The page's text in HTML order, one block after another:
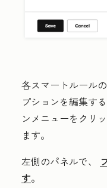
各スマートルール
プションを編集する
ンメニューをクリッ
ます。
左側のパネルで、
す。